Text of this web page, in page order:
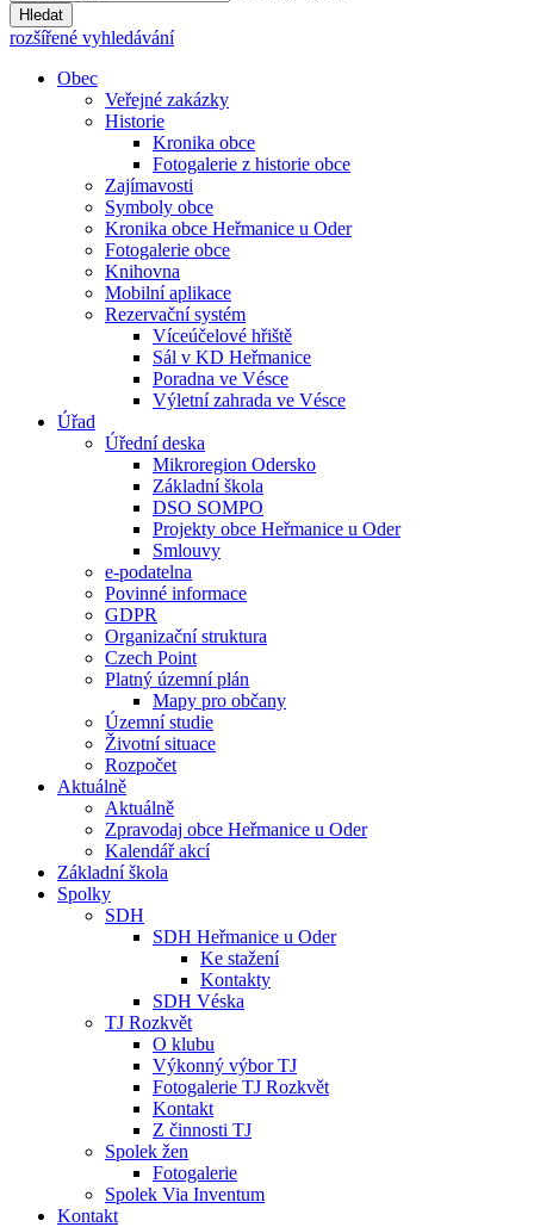
Hledat
rozšířené vyhledávání
Obec
Veřejné zakázky
Historie
Kronika obce
Fotogalerie z historie obce
Zajímavosti
Symboly obce
Kronika obce Heřmanice u Oder
Fotogalerie obce
Knihovna
Mobilní aplikace
Rezervační systém
Víceúčelové hřiště
Sál v KD Heřmanice
Poradna ve Vésce
Výletní zahrada ve Vésce
Úřad
Úřední deska
Mikroregion Odersko
Základní škola
DSO SOMPO
Projekty obce Heřmanice u Oder
Smlouvy
e-podatelna
Povinné informace
GDPR
Organizační struktura
Czech Point
Platný územní plán
Mapy pro občany
Územní studie
Životní situace
Rozpočet
Aktuálně
Aktuálně
Zpravodaj obce Heřmanice u Oder
Kalendář akcí
Základní škola
Spolky
SDH
SDH Heřmanice u Oder
Ke stažení
Kontakty
SDH Véska
TJ Rozkvět
O klubu
Výkonný výbor TJ
Fotogalerie TJ Rozkvět
Kontakt
Z činnosti TJ
Spolek žen
Fotogalerie
Spolek Via Inventum
Kontakt